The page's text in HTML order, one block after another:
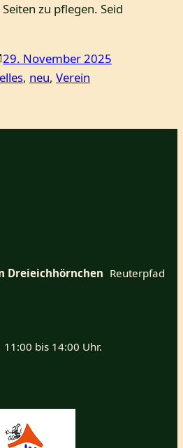
zu pflegen. Seid
29. November 2025
, neu, Verein
Dreieichhörnchen Reuterpfad
bis 14:00 Uhr.